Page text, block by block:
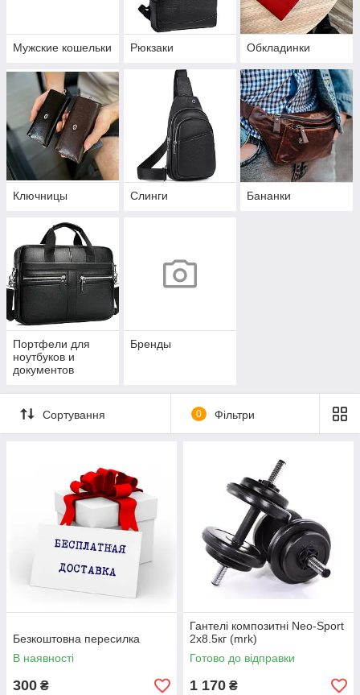
Мужские кошельки Рюкзаки Обкладинки
Ключницы Слинги Бананки
Портфели для
ноутбуков и
документов
Бренды
Сортування 0 Фільтри
Безкоштовна пересилка
В наявності
300 ₴
Гантелі композитні Neo-Sport
2х8.5кг (mrk)
Готово до відправки
1 170 ₴